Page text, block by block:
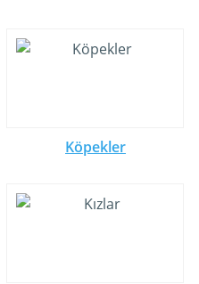
Köpekler